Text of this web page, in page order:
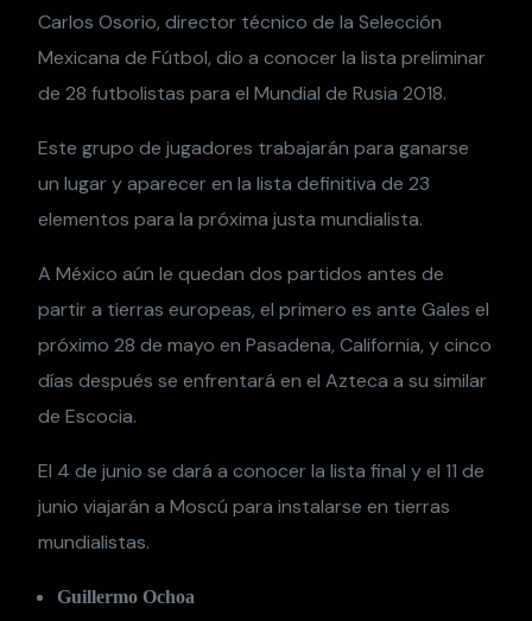
Carlos Osorio, director técnico de la Selección
Mexicana de Fútbol, dio a conocer la lista preliminar
de 28 futbolistas para el Mundial de Rusia 2018.
Este grupo de jugadores trabajarán para ganarse
un lugar y aparecer en la lista definitiva de 23
elementos para la próxima justa mundialista.
A México aún le quedan dos partidos antes de
partir a tierras europeas, el primero es ante Gales el
próximo 28 de mayo en Pasadena, California, y cinco
días después se enfrentará en el Azteca a su similar
de Escocia.
El 4 de junio se dará a conocer la lista final y el 11 de
junio viajarán a Moscú para instalarse en tierras
mundialistas.
Guillermo Ochoa